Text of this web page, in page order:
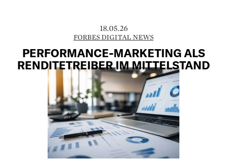
18.05.26
FORBES DIGITAL NEWS
PERFORMANCE-MARKETING ALS
RENDITETREIBER IM MITTELSTAND